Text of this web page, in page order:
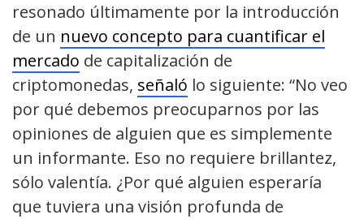
resonado últimamente por la introducción
de un nuevo concepto para cuantificar el
mercado de capitalización de
criptomonedas, señaló lo siguiente: “No veo
por qué debemos preocuparnos por las
opiniones de alguien que es simplemente
un informante. Eso no requiere brillantez,
sólo valentía. ¿Por qué alguien esperaría
que tuviera una visión profunda de